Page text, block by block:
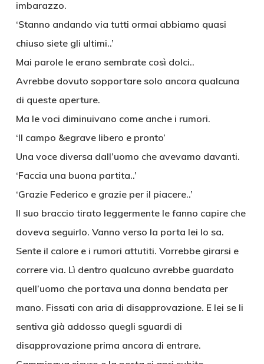
imbarazzo.
‘Stanno andando via tutti ormai abbiamo quasi
chiuso siete gli ultimi..’
Mai parole le erano sembrate così dolci..
Avrebbe dovuto sopportare solo ancora qualcuna
di queste aperture.
Ma le voci diminuivano come anche i rumori.
‘Il campo &egrave libero e pronto’
Una voce diversa dall’uomo che avevamo davanti.
‘Faccia una buona partita..’
‘Grazie Federico e grazie per il piacere..’
Il suo braccio tirato leggermente le fanno capire che
doveva seguirlo. Vanno verso la porta lei lo sa.
Sente il calore e i rumori attutiti. Vorrebbe girarsi e
correre via. Lì dentro qualcuno avrebbe guardato
quell’uomo che portava una donna bendata per
mano. Fissati con aria di disapprovazione. E lei se li
sentiva già addosso quegli sguardi di
disapprovazione prima ancora di entrare.